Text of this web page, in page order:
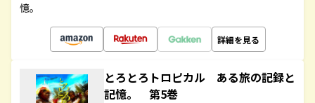
憶。
詳細を見る
とろとろトロピカル ある旅の記録と
記憶。 第5巻